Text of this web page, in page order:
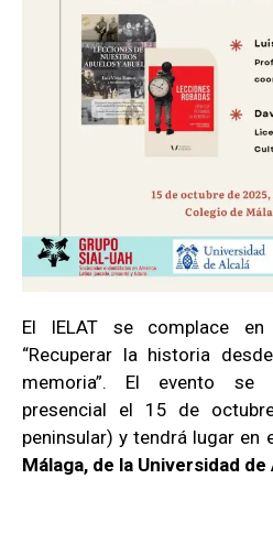
El IELAT se complace en
“Recuperar la historia
memoria”. El evento se
presencial el 15 de
peninsular) y tendrá lugar en
Málaga, de la Universidad de